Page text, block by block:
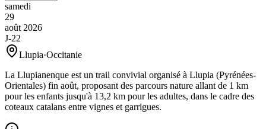
samedi
29
août 2026
J-22
Llupia·Occitanie
La Llupianenque est un trail convivial organisé à Llupia (Pyrénées-
Orientales) fin août, proposant des parcours nature allant de 1 km
pour les enfants jusqu'à 13,2 km pour les adultes, dans le cadre des
coteaux catalans entre vignes et garrigues.